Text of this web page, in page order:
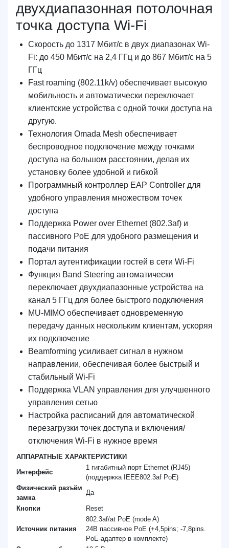
двухдиапазонная потолочная
точка доступа Wi-Fi
Скорость до 1317 Мбит/с в двух диапазонах Wi-
Fi: до 450 Мбит/с на 2,4 ГГц и до 867 Мбит/с на 5
ГГц
Fast roaming (802.11k/v) обеспечивает высокую
мобильность и автоматически переключает
клиентские устройства с одной точки доступа на
другую.
Технология Omada Mesh обеспечивает
беспроводное подключение между точками
доступа на большом расстоянии, делая их
установку более удобной и гибкой
Программный контроллер EAP Controller для
удобного управления множеством точек
доступа
Поддержка Power over Ethernet (802.3af) и
пассивного PoE для удобного размещения и
подачи питания
Портал аутентификации гостей в сети Wi-Fi
Функция Band Steering автоматически
переключает двухдиапазонные устройства на
канал 5 ГГц для более быстрого подключения
MU-MIMO обеспечивает одновременную
передачу данных нескольким клиентам, ускоряя
их подключение
Beamforming усиливает сигнал в нужном
направлении, обеспечивая более быстрый и
стабильный Wi-Fi
Поддержка VLAN управления для улучшенного
управления сетью
Настройка расписаний для автоматической
перезагрузки точек доступа и включения/
отключения Wi-Fi в нужное время
АППАРАТНЫЕ ХАРАКТЕРИСТИКИ
Интерфейс
1 гигабитный порт Ethernet (RJ45)
(поддержка IEEE802.3af PoE)
Физический разъём
замка
Да
Кнопки Reset
Источник питания
802.3af/at PoE (mode A)
24В пассивное PoE (+4,5pins; -7,8pins.
PoE-адаптер в комплекте)